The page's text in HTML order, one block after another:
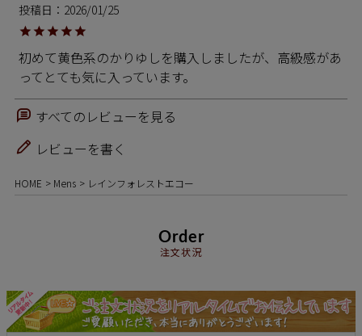
投稿日 2026/01/25
初めて黄色系のかりゆしを購入しましたが、高級感があ
ってとても気に入っています。
すべてのレビューを見る
レビューを書く
HOME Mens レインフォレストエコー
Order
注文状況